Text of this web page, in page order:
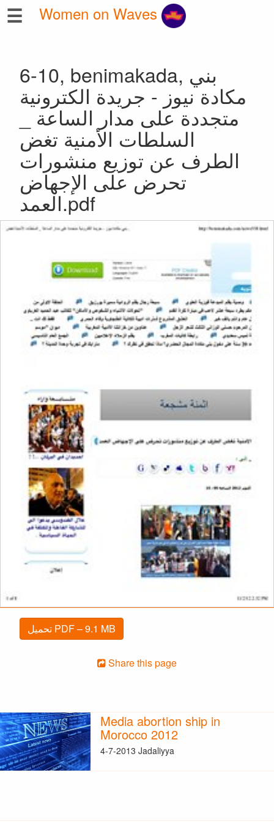
☰
6-10, benimakada, بني
مكادة نيوز - جريدة الكترونية
متجددة على مدار الساعة _
السلطات الأمنية تغض
الطرف عن توزيع منشورات
تحرض على الإجهاض
العمد.pdf
تحميل PDF – 9.1 MB
Share this page
Media abortion ship in
Morocco 2012
4-7-2013 Jadaliyya